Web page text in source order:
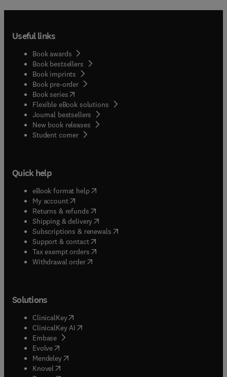
Useful links
Book awards
Book bestsellers
Book imprints
Book pre-order
Book series(opens in new tab/window
Flexible eBook solutions
Journal bestsellers
New book releases
Student corner( opens in new tab/window
Quick help
eBook format help( opens in new tab/window
My account( opens in new tab/window
Returns & refunds( opens in new tab/window
Shipping & delivery(opens in new tab/window
Subscriptions & renewals( opens in new tab/window
Support & contact( opens in new tab/window
Tax exempt orders( opens in new tab/window
Withdrawal order
Solutions
ClinicalKey(opens in new tab/window
ClinicalKey AI opens in new tab/window
Embase( opens in new tab/window
Evolve(opens in new tab/window
Mendeley( opens in new tab/window
Knovel (opens in new tab/window